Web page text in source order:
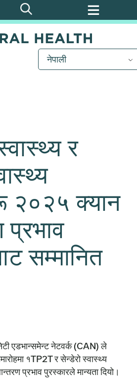
नेपाली
र
२०२५ क्यान
प्रभाव
सम्मानित
एडभान्समेन्ट नेटवर्क (CAN) ले
१TP2T र सेन्डेरो स्वास्थ्य
प्रभाव पुरस्कारले मान्यता दियो।